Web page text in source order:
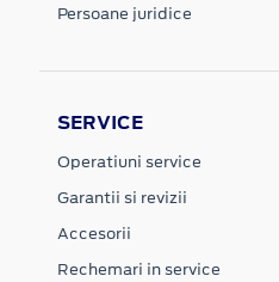
Persoane juridice
SERVICE
Operatiuni service
Garantii si revizii
Accesorii
Rechemari in service